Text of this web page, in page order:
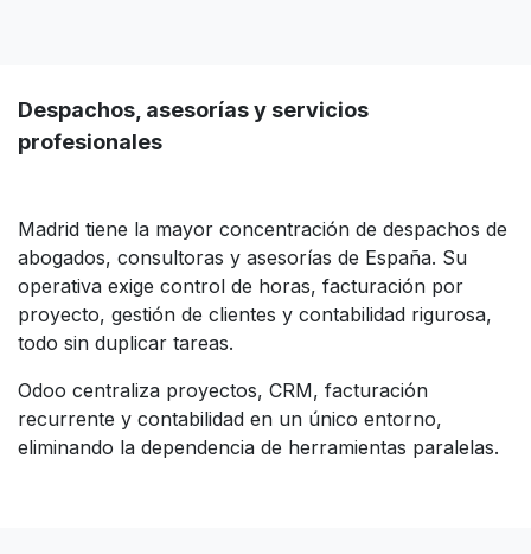
Despachos, asesorías y servicios
profesionales
Madrid tiene la mayor concentración de despachos de
abogados, consultoras y asesorías de España. Su
operativa exige control de horas, facturación por
proyecto, gestión de clientes y contabilidad rigurosa,
todo sin duplicar tareas.
Odoo centraliza proyectos, CRM, facturación
recurrente y contabilidad en un único entorno,
eliminando la dependencia de herramientas paralelas.